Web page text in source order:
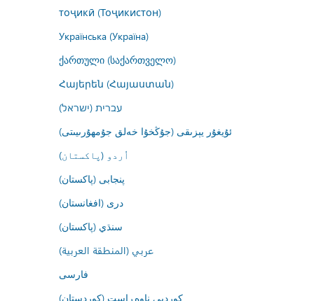
тоҷикӣ (Тоҷикистон)
Українська (Україна)
ქართული (საქართველო)
Հայերեն (Հայաստան)
עברית (ישראל)
ئۇيغۇر يېزىقى (جۇڭخۇا خەلق جۇمھۇرىيىتى)
اُردو (پاکستان)
پنجابی (پاکستان)
درى (افغانستان)
سنڌي (پاکستان)
عربي (المنطقة العربية)
فارسى
کوردیی ناوەڕاست (کوردستان)